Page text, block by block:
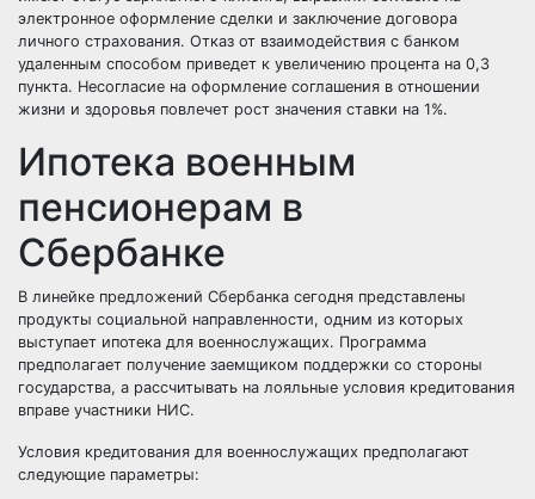
электронное оформление сделки и заключение договора
личного страхования. Отказ от взаимодействия с банком
удаленным способом приведет к увеличению процента на 0,3
пункта. Несогласие на оформление соглашения в отношении
жизни и здоровья повлечет рост значения ставки на 1%.
Ипотека военным
пенсионерам в
Сбербанке
В линейке предложений Сбербанка сегодня представлены
продукты социальной направленности, одним из которых
выступает ипотека для военнослужащих. Программа
предполагает получение заемщиком поддержки со стороны
государства, а рассчитывать на лояльные условия кредитования
вправе участники НИС.
Условия кредитования для военнослужащих предполагают
следующие параметры: